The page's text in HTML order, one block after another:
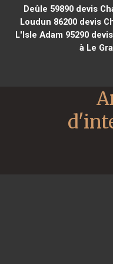
Deûle 59890 devis
Loudun 86200 devis
L'Isle Adam 95290
à Le